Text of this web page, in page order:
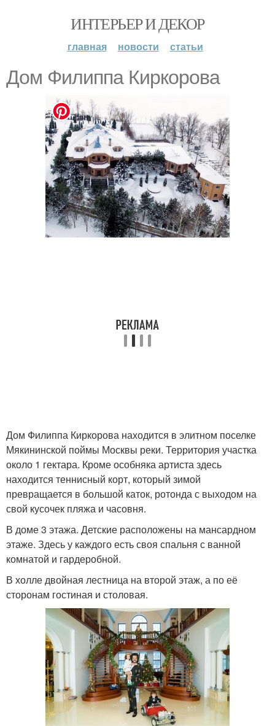
ИНТЕРЬЕР И ДЕКОР
главная новости статьи
Дом Филиппа Киркорова
Дом Филиппа Киркорова находится в элитном поселке
Мякининской поймы Москвы реки. Территория участка
около 1 гектара. Кроме особняка артиста здесь
находится теннисный корт, который зимой
превращается в большой каток, ротонда с выходом на
свой кусочек пляжа и часовня.
В доме 3 этажа. Детские расположены на мансардном
этаже. Здесь у каждого есть своя спальня с ванной
комнатой и гардеробной.
В холле двойная лестница на второй этаж, а по её
сторонам гостиная и столовая.